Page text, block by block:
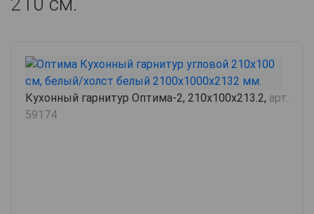
Кухонный гарнитур Оптима-2, 210х100х213.2, арт.
59174